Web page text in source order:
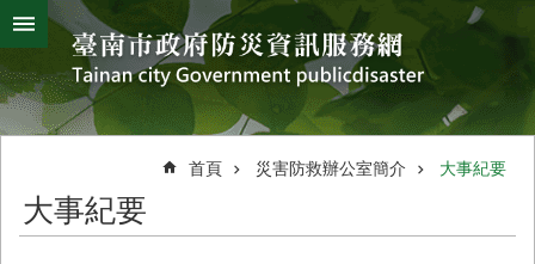
跳到主要內容區塊
搜
尋
進
階
搜
熱
字
颱
風
災
害
首頁 災害防救辦公室簡介 大事紀要
大事紀要